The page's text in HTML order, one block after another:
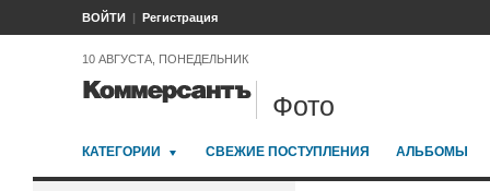
ВОЙТИ Регистрация
10 АВГУСТА, ПОНЕДЕЛЬНИК
Фото
КАТЕГОРИИ СВЕЖИЕ ПОСТУПЛЕНИЯ АЛЬБОМЫ